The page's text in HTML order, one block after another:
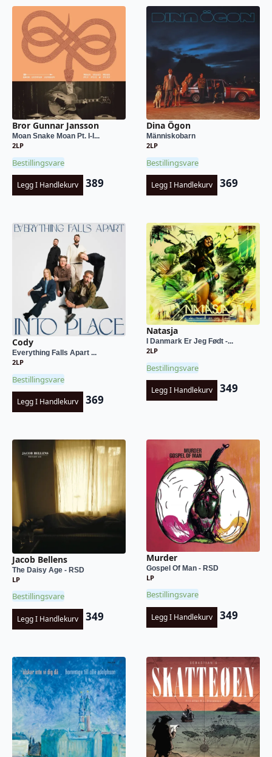
Bror Gunnar Jansson
Moan Snake Moan Pt. I-I...
2LP
Bestillingsvare
Legg I Handlekurv 389
Dina Ögon
Människobarn
2LP
Bestillingsvare
Legg I Handlekurv 369
Cody
Everything Falls Apart ...
2LP
Bestillingsvare
Legg I Handlekurv 369
Natasja
I Danmark Er Jeg Født -...
2LP
Bestillingsvare
Legg I Handlekurv 349
Jacob Bellens
The Daisy Age - RSD
LP
Bestillingsvare
Legg I Handlekurv 349
Murder
Gospel Of Man - RSD
LP
Bestillingsvare
Legg I Handlekurv 349